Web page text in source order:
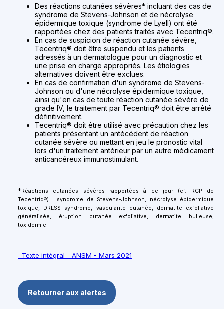
Des réactions cutanées sévères* incluant des cas de
syndrome de Stevens-Johnson et de nécrolyse
épidermique toxique (syndrome de Lyell) ont été
rapportées chez des patients traités avec Tecentriq®.
En cas de suspicion de réaction cutanée sévère,
Tecentriq® doit être suspendu et les patients
adressés à un dermatologue pour un diagnostic et
une prise en charge appropriés. Les étiologies
alternatives doivent être exclues.
En cas de confirmation d'un syndrome de Stevens-
Johnson ou d'une nécrolyse épidermique toxique,
ainsi qu'en cas de toute réaction cutanée sévère de
grade IV, le traitement par Tecentriq® doit être arrêté
définitivement.
Tecentriq® doit être utilisé avec précaution chez les
patients présentant un antécédent de réaction
cutanée sévère ou mettant en jeu le pronostic vital
lors d'un traitement antérieur par un autre médicament
anticancéreux immunostimulant.
* Réactions cutanées sévères rapportées à ce jour (cf. RCP de
Tecentriq®) : syndrome de Stevens-Johnson, nécrolyse épidermique
toxique, DRESS syndrome, vascularite cutanée, dermatite exfoliative
généralisée, éruption cutanée exfoliative, dermatite bulleuse,
toxidermie.
Texte intégral - ANSM - Mars 2021
Retourner aux alertes